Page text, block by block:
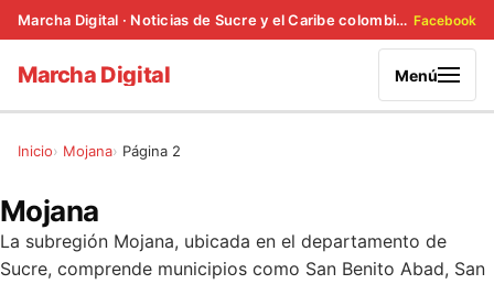
Marcha Digital · Noticias de Sucre y el Caribe colombiano Facebook
Marcha Digital Menú
Inicio Mojana Página 2
Mojana
La subregión Mojana, ubicada en el departamento de
Sucre, comprende municipios como San Benito Abad, San